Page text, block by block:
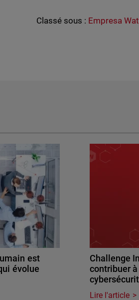
Classé sous : Empresa
est
évolue
Challenge
contribuer
Lire l'article